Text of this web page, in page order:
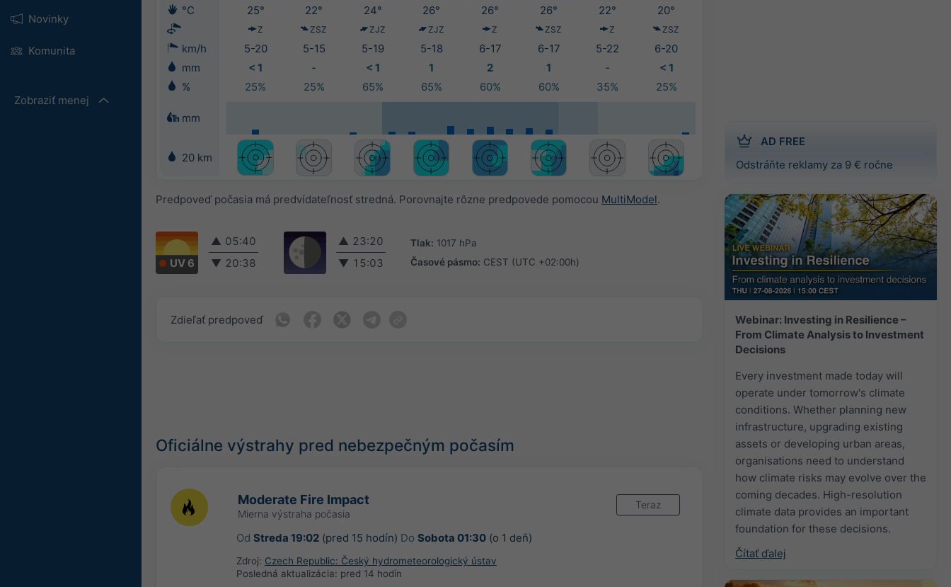
Novinky
Komunita
Zobraziť menej
AD FREE
Odstráňte reklamy za 9 € ročne
Webinar: Investing in Resilience –
From Climate Analysis to Investment
Decisions
Every investment made today will
operate under tomorrow's climate
conditions. Whether planning new
infrastructure, upgrading existing
assets or developing urban areas,
organisations need to understand
how climate risks may evolve over the
coming decades. High-resolution
climate data provides an important
foundation for these decisions.
Čítať ďalej
°C
25° 22° 24° 26° 26° 26° 22° 20°
Z ZSZ ZJZ ZJZ Z ZSZ Z ZSZ
km/h 5-20 5-15 5-19 5-18 6-17 6-17 5-22
6-20
mm
< 1 - < 1 1 2 1 -
< 1
%
25% 25% 65% 65% 60% 60% 35% 25%
mm
20 km
Predpoveď počasia má predvídateľnosť stredná. Porovnajte rôzne predpovede pomocou MultiModel.
UV 6
▲ 05:40
▼ 20:38
▲ 23:20
▼ 15:03
Tlak: 1017 hPa
Časové pásmo: CEST (UTC +02:00h)
Zdieľať predpoveď
Oficiálne výstrahy pred nebezpečným počasím
Moderate Fire Impact
Mierna výstraha počasia
Teraz
Od Streda 19:02(pred 15 hodín) Do Sobota 01:30(o 1 deň)
Zdroj: Czech Republic: Český hydrometeorologický ústav
Posledná aktualizácia: pred 14 hodín